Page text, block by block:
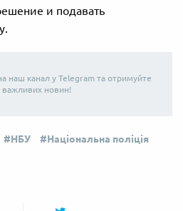
и подавать
наш канал у Telegram та отримуйте
важливих новин!
НБУ
Національна поліція